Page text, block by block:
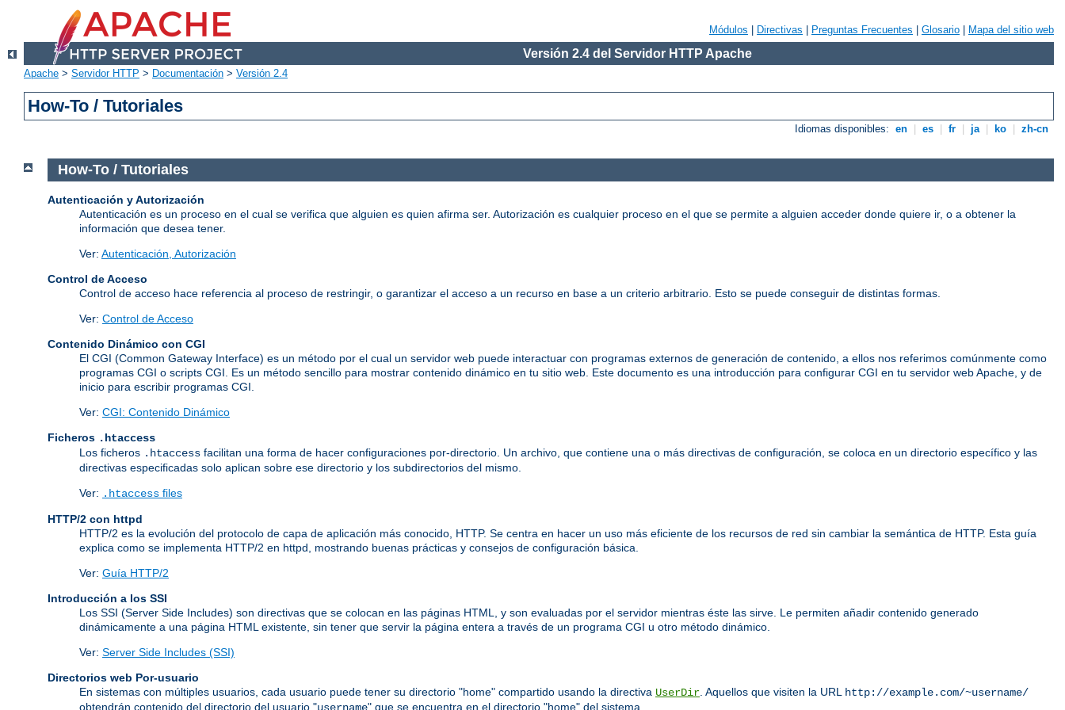
Módulos Directivas Preguntas Frecuentes Glosario Mapa del sitio web
Versión 2.4 del Servidor HTTP Apache
Apache > Servidor HTTP > Documentación > Versión 2.4
How-To / Tutoriales
Idiomas disponibles: en es fr ja ko zh-cn
How-To / Tutoriales
Autenticación y Autorización
Autenticación es un proceso en el cual se verifica que alguien es quien afirma ser. Autorización es cualquier proceso en el que se permite a alguien acceder donde quiere ir, o a obtener la
información que desea tener.
Ver: Autenticación, Autorización
Control de Acceso
Control de acceso hace referencia al proceso de restringir, o garantizar el acceso a un recurso en base a un criterio arbitrario. Esto se puede conseguir de distintas formas.
Ver: Control de Acceso
Contenido Dinámico con CGI
El CGI (Common Gateway Interface) es un método por el cual un servidor web puede interactuar con programas externos de generación de contenido, a ellos nos referimos comúnmente como
programas CGI o scripts CGI. Es un método sencillo para mostrar contenido dinámico en tu sitio web. Este documento es una introducción para configurar CGI en tu servidor web Apache, y de
inicio para escribir programas CGI.
Ver: CGI: Contenido Dinámico
Ficheros .htaccess
Los ficheros .htaccess facilitan una forma de hacer configuraciones por-directorio. Un archivo, que contiene una o más directivas de configuración, se coloca en un directorio específico y las
directivas especificadas solo aplican sobre ese directorio y los subdirectorios del mismo.
Ver: .htaccess files
HTTP/2 con httpd
HTTP/2 es la evolución del protocolo de capa de aplicación más conocido, HTTP. Se centra en hacer un uso más eficiente de los recursos de red sin cambiar la semántica de HTTP. Esta guía
explica como se implementa HTTP/2 en httpd, mostrando buenas prácticas y consejos de configuración básica.
Ver: Guía HTTP/2
Introducción a los SSI
Los SSI (Server Side Includes) son directivas que se colocan en las páginas HTML, y son evaluadas por el servidor mientras éste las sirve. Le permiten añadir contenido generado
dinámicamente a una página HTML existente, sin tener que servir la página entera a través de un programa CGI u otro método dinámico.
Ver: Server Side Includes (SSI)
Directorios web Por-usuario
En sistemas con múltiples usuarios, cada usuario puede tener su directorio "home" compartido usando la directiva UserDir . Aquellos que visiten la URL
http://example.com/~username/
obtendrán contenido del directorio del usuario "username" que se encuentra en el directorio "home" del sistema.